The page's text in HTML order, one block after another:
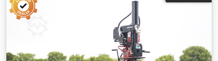
KRANSLANGER udskiftet i januar 2025! Årgang: 2017 Med
processorhoved Woody 61 (inkl. kædesav) Kørevogn:
Liftliner LL-40-01 Bærechassis: Mercedes Crodpox A A Srefx
Akkof Kan besigtiges når som helst under drift. Særlige
kendetegn: Ideel til stejle skråninger og vanskeligt terræn!